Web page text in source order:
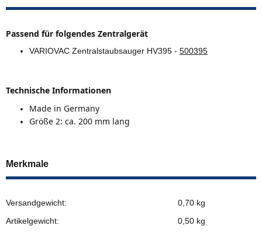
Passend für folgendes Zentralgerät
VARIOVAC Zentralstaubsauger HV395 - 500395
Technische Informationen
Made in Germany
Größe 2: ca. 200 mm lang
Merkmale
Versandgewicht:
0,70 kg
Artikelgewicht:
0,50 kg